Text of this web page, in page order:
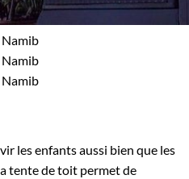
les enfants aussi bien que les
tente de toit permet de